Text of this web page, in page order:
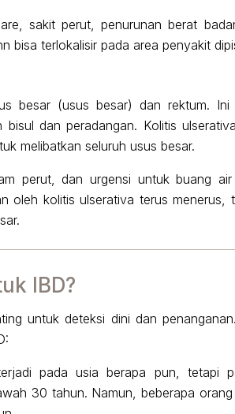
sakit perut, penurunan berat
bisa terlokalisir pada area penyakit
besar (usus besar) dan rektum. Ini
dan peradangan. Kolitis
melibatkan seluruh usus besar.
perut, dan urgensi untuk buang
oleh kolitis ulserativa terus menerus,
IBD?
untuk deteksi dini dan
pada usia berapa pun, tetapi
30 tahun. Namun, beberapa